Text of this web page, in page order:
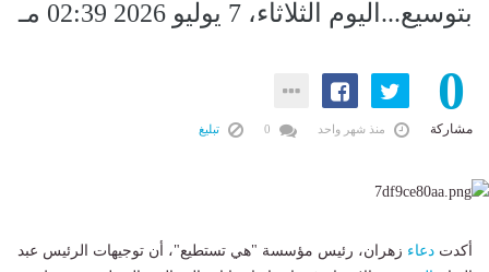
بتوسيع...اليوم الثلاثاء، 7 يوليو 2026 02:39 مـ
0
مشاركة منذ شهر واحد تبليغ
أكدت دعاء زهران، رئيس مؤسسة "هي تستطيع"، أن توجيهات الرئيس عبد